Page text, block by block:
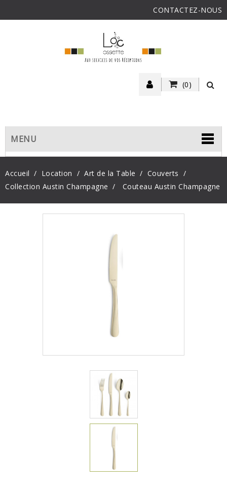
CONTACTEZ-NOUS
(0)
MENU
Accueil Location Art de la Table
Couverts
Collection Austin Champagne
Couteau Austin Champagne